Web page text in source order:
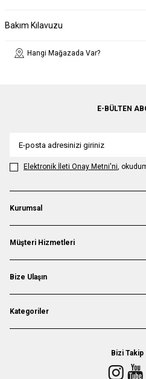
Bakım Kılavuzu
Hangi Mağazada Var?
E-BÜLTEN
Elektronik İleti Onay Metni'ni,
Kurumsal
Müşteri Hizmetleri
Bize Ulaşın
Kategoriler
Bizi Takip